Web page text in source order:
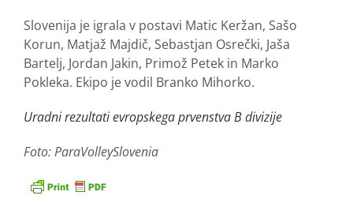
Slovenija je igrala v postavi Matic Keržan, Sašo
Korun, Matjaž Majdič, Sebastjan Osrečki, Jaša
Bartelj, Jordan Jakin, Primož Petek in Marko
Pokleka. Ekipo je vodil Branko Mihorko.
Uradni rezultati evropskega prvenstva B divizije
Foto: ParaVolleySlovenia